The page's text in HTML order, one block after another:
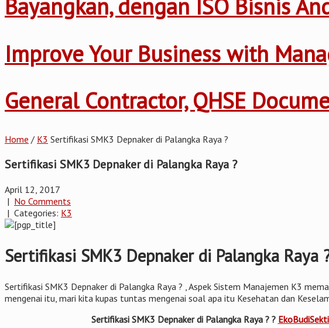
Bayangkan, dengan ISO Bisnis
Improve Your Business with
General Contractor, QHSE
Home / K3 Sertifikasi SMK3 Depnaker di Palangka Raya ?
Sertifikasi SMK3 Depnaker di Palangka Raya ?
April 12, 2017
| No Comments
| Categories: K3
Sertifikasi SMK3 Depnaker di Palangka Raya
Sertifikasi SMK3 Depnaker di Palangka Raya ? , Aspek Sistem Manajemen K3
mengenai itu, mari kita kupas tuntas mengenai soal apa itu Kesehatan dan
Sertifikasi SMK3 Depnaker di Palangka Raya ? ?